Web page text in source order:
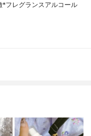
グランスアルコール